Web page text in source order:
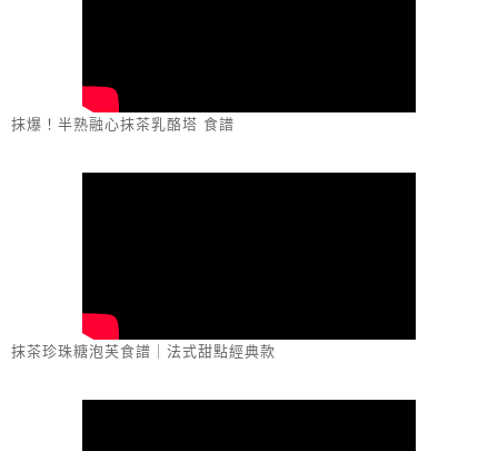
抹爆！半熟融心抹茶乳酪塔 食譜
抹茶珍珠糖泡芙食譜｜法式甜點經典款